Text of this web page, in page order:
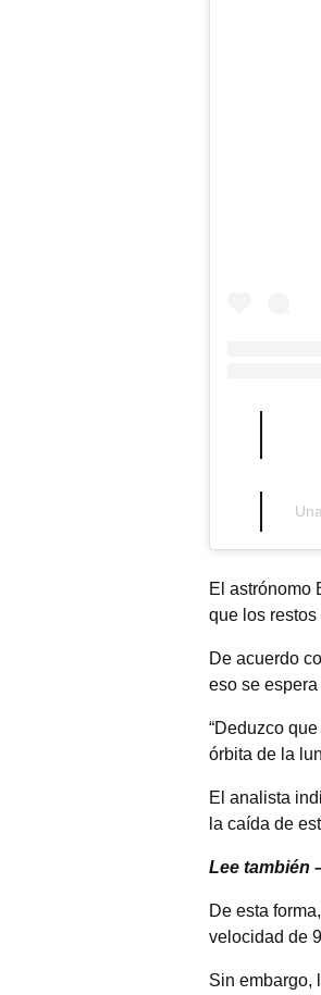
El astrónomo
que los
De acuerdo
eso se
“Deduzco
órbita de la
El analista
la caída de
Lee también
De esta
velocidad de
Sin embargo,